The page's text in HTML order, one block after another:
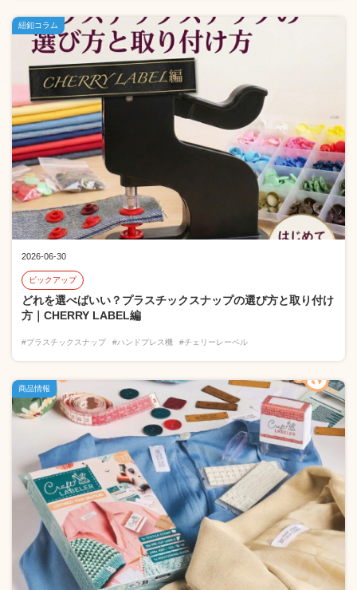
2026-06-30
ピックアップ
どれを選べばいい？プラスチックスナップの選び方と取り付け
方｜CHERRY LABEL編
#プラスチックスナップ #ハンドプレス機 #チェリーレーベル
紐釦コラム
商品情報